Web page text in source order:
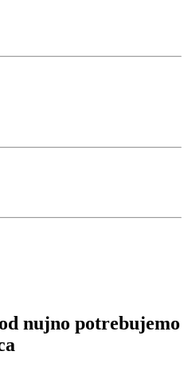
nujno potrebujemo